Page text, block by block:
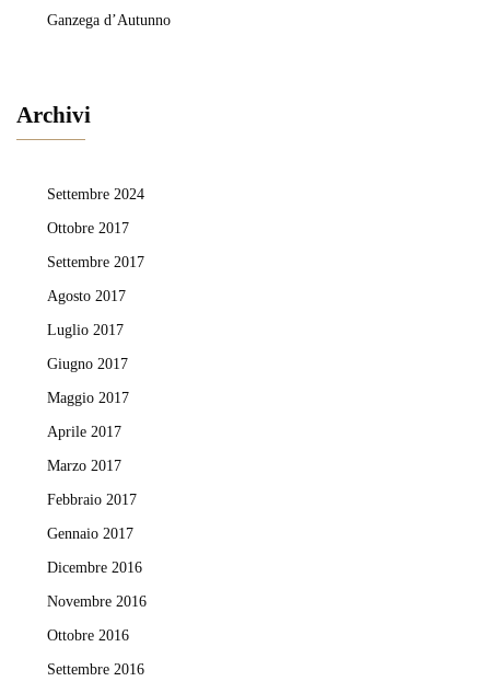
Ganzega d’Autunno
Archivi
Settembre 2024
Ottobre 2017
Settembre 2017
Agosto 2017
Luglio 2017
Giugno 2017
Maggio 2017
Aprile 2017
Marzo 2017
Febbraio 2017
Gennaio 2017
Dicembre 2016
Novembre 2016
Ottobre 2016
Settembre 2016